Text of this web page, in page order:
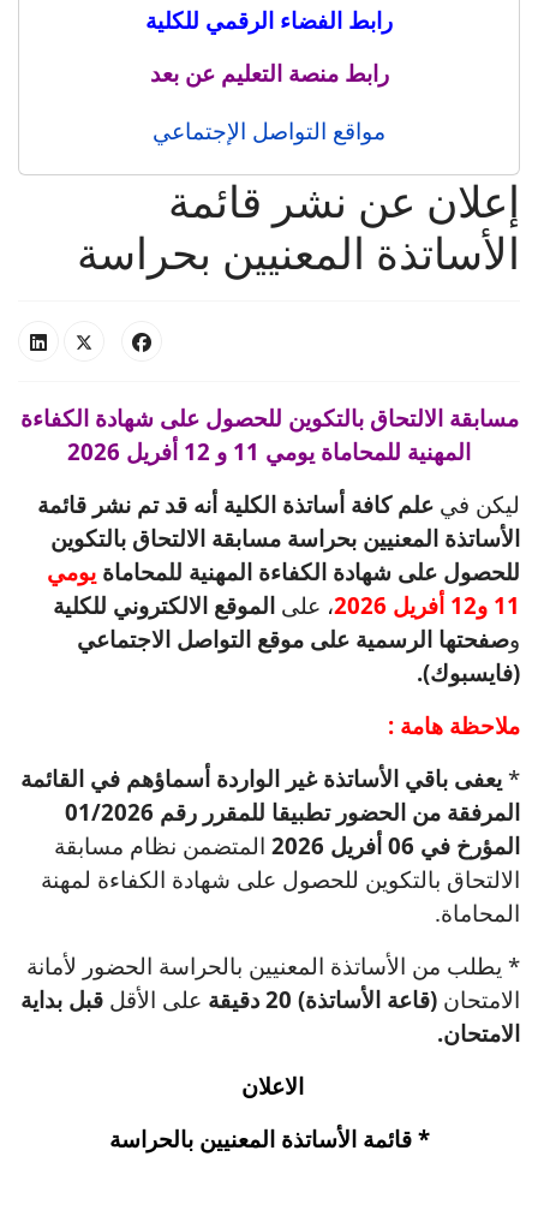
رابط الفضاء الرقمي للكلية
رابط منصة التعليم عن بعد
مواقع التواصل الإجتماعي
إعلان عن نشر قائمة
الأساتذة المعنيين بحراسة
مسابقة الالتحاق بالتكوين للحصول على شهادة الكفاءة
المهنية للمحاماة يومي 11 و 12 أفريل 2026
ليكن في علم كافة أساتذة الكلية أنه قد تم نشر قائمة
الأساتذة المعنيين بحراسة مسابقة الالتحاق بالتكوين
للحصول على شهادة الكفاءة المهنية للمحاماة يومي
11 و12 أفريل 2026
، على الموقع الالكتروني للكلية
وصفحتها الرسمية على موقع التواصل الاجتماعي
(فايسبوك).
ملاحظة هامة :
* يعفى باقي الأساتذة غير الواردة أسماؤهم في القائمة
المرفقة من الحضور تطبيقا للمقرر رقم 01/2026
المؤرخ في 06 أفريل 2026
المتضمن نظام مسابقة
الالتحاق بالتكوين للحصول على شهادة الكفاءة لمهنة
المحاماة.
* يطلب من الأساتذة المعنيين بالحراسة الحضور لأمانة
الامتحان (قاعة الأساتذة) 20 دقيقة على الأقل قبل بداية
الامتحان.
الاعلان
* قائمة الأساتذة المعنيين بالحراسة